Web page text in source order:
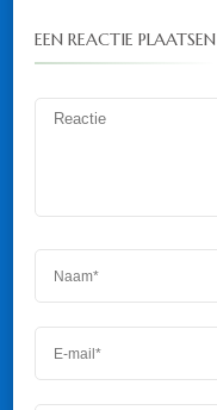
EEN REACTIE PLAATSEN